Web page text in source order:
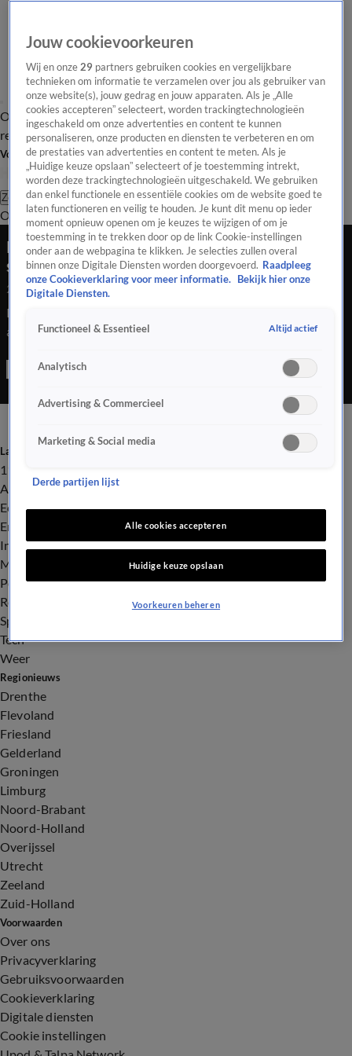
Overzicht Laatste nieuws Regionieuws Het beste van Hart
Tip de
redactie
Volg Hart van Nederland
Zoeken
OverzichtRegioUitzendingenWeerTip de redactiePanelVideo's
Man aangehouden na verdachte situatie bij
stadhuis Den Haag
28 mei 2026, 12:52
Bij het stadhuis in Den Haag is donderdagmiddag een man
aangehouden na een verdachte situatie. Het gebouw werd
waaronder een arrestatieteam. Wat er precies is gebeurd,
Laatste nieuws
112
Advies & Tips
Economie
Entertainment
Infrastructuur
Milieu en Gezondheid
Politiek
Royalty
Sport
Tech
Weer
Regionieuws
Drenthe
Flevoland
Friesland
Gelderland
Groningen
Limburg
Noord-Brabant
Noord-Holland
Overijssel
Utrecht
Zeeland
Zuid-Holland
Voorwaarden
Over ons
Privacyverklaring
Gebruiksvoorwaarden
Cookieverklaring
Digitale diensten
Cookie instellingen
Jouw cookievoorkeuren
Wij en onze29 partners gebruiken cookies en vergelijkbare
technieken om informatie te verzamelen over jou als gebruiker van
onze website(s), jouw gedrag en jouw apparaten. Als je „Alle
cookies accepteren” selecteert, worden trackingtechnologieën
ingeschakeld om onze advertenties en content te kunnen
personaliseren, onze producten en diensten te verbeteren en om
de prestaties van advertenties en content te meten. Als je
„Huidige keuze opslaan” selecteert of je toestemming intrekt,
worden deze trackingtechnologieën uitgeschakeld. We gebruiken
dan enkel functionele en essentiële cookies om de website goed te
laten functioneren en veilig te houden. Je kunt dit menu op ieder
moment opnieuw openen om je keuzes te wijzigen of om je
toestemming in te trekken door op de link Cookie-instellingen
onder aan de webpagina te klikken. Je selecties zullen overal
binnen onze Digitale Diensten worden doorgevoerd. Raadpleeg
onze Cookieverklaring voor meer informatie.
Bekijk hier onze
Digitale Diensten.
Functioneel & Essentieel Altijd actief
Analytisch
Advertising & Commercieel
Marketing & Social media
Derde partijen lijst
Alle cookies accepteren
Huidige keuze opslaan
Voorkeuren beheren